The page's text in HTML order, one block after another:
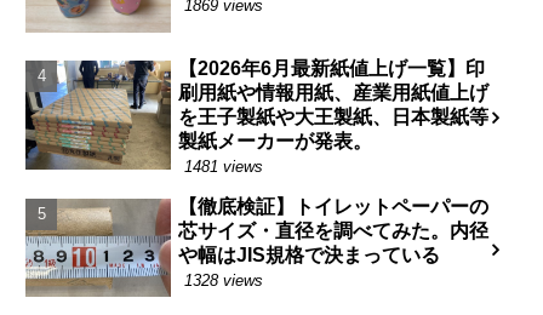
1869 views
【2026年6月最新紙値上げ一覧】印
刷用紙や情報用紙、産業用紙値上げ
を王子製紙や大王製紙、日本製紙等
製紙メーカーが発表。
1481 views
【徹底検証】トイレットペーパーの
芯サイズ・直径を調べてみた。内径
や幅はJIS規格で決まっている
1328 views